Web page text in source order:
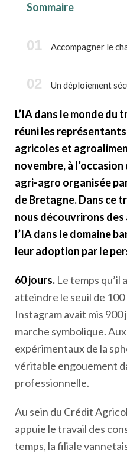
Sommaire
Accompagner le
Un déploiement
L’IA dans le monde du
réuni les
agricoles et
novembre, à
agri-agro organisée
de Bretagne. Dans ce
nous découvrirons
l’IA dans le domaine
leur adoption par le
60 jours. Le temps qu’il
atteindre le seuil de
Instagram avait mis
marche symbolique.
expérimentaux de la
véritable engouement
professionnelle.
Au sein du Crédit
appuie le travail des
temps, la filiale